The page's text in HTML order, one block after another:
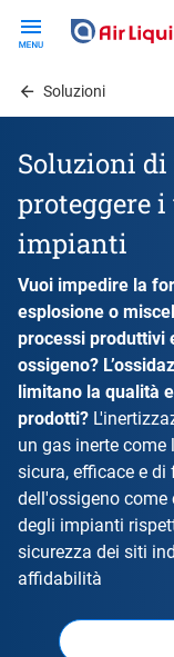
contentSoluzioni
Soluzioni
proteggere
impianti
Vuoi impedire la
esplosione o
processi produttivi
ossigeno?
limitano la qualità
prodotti?
un gas inerte
sicura, efficace e
dell'ossigeno
degli impianti
sicurezza dei siti
affidabilità